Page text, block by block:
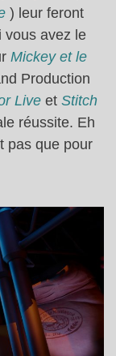
) leur feront
vous avez le
Mickey et le
Production
Live et Stitch
réussite. Eh
pas que pour